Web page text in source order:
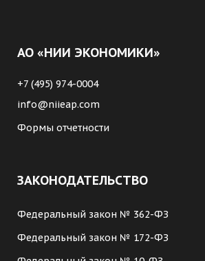
АО «НИИ ЭКОНОМИКИ»
+7 (495) 974-0004
info@niieap.com
Формы отчетности
ЗАКОНОДАТЕЛЬСТВО
Федеральный закон № 362-ФЗ
Федеральный закон № 172-ФЗ